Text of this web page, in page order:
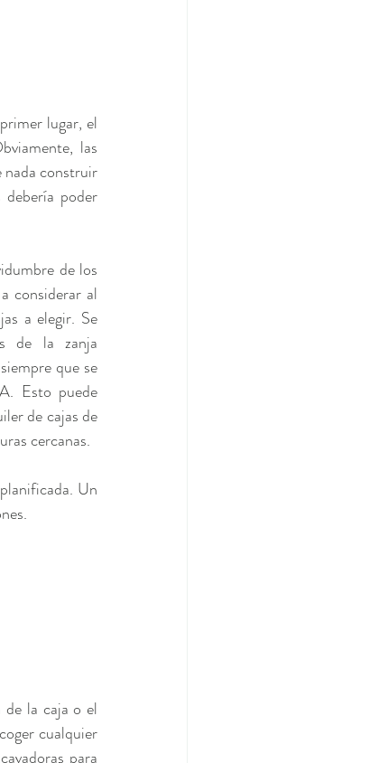
lugar, el
las
nada construir
debería poder
de los
considerar al
a elegir. Se
de la zanja
que se
Esto puede
de cajas de
cercanas.
Un
la caja o el
cualquier
para